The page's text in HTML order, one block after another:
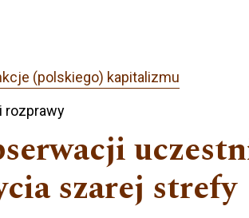
(polskiego) kapitalizmu
rozprawy
szarej strefy